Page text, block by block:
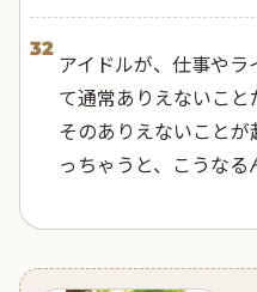
32
アイドルが、仕事や
て通常ありえないこと
そのありえないこと
っちゃうと、こうなる